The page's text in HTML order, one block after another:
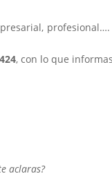
, con lo que
aclaras?